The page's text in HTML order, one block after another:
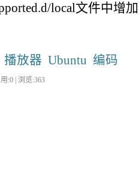
local文件中增
播放器 Ubuntu 编码
:0 | 浏览:363